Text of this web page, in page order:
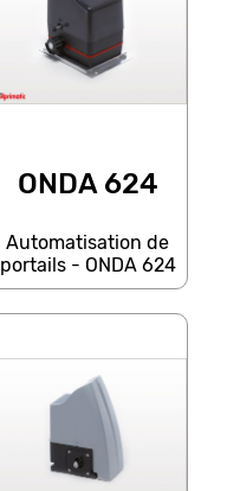
ONDA 624
Automatisation de
portails - ONDA 624